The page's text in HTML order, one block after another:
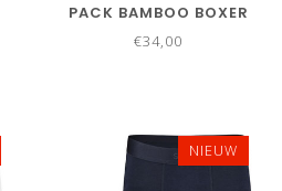
PACK BAMBOO BOXER
SHORTS ZWART
€34,00
NIEUW